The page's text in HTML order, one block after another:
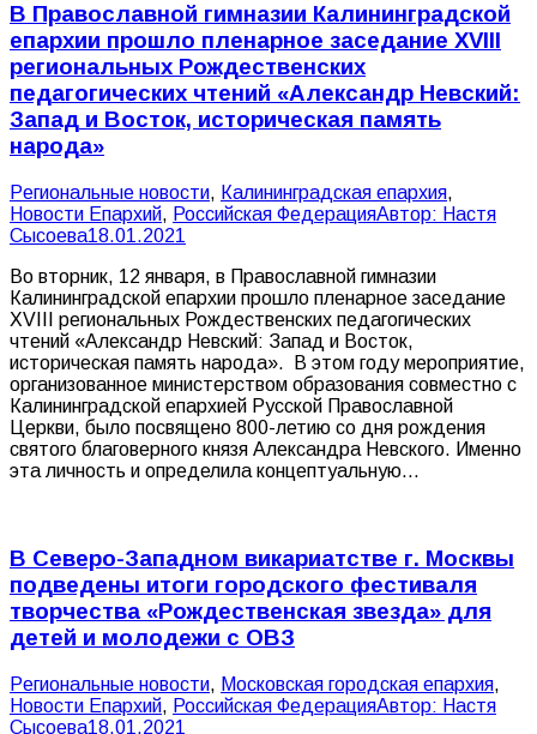
В Православной гимназии Калининградской
епархии прошло пленарное заседание XVIII
региональных Рождественских
педагогических чтений «Александр Невский:
Запад и Восток, историческая память
народа»
Pегиональные новости, Калининградская епархия,
Новости Епархий, Российская ФедерацияАвтор: Настя
Сысоева18.01.2021
Во вторник, 12 января, в Православной гимназии
Калининградской епархии прошло пленарное заседание
XVIII региональных Рождественских педагогических
чтений «Александр Невский: Запад и Восток,
историческая память народа». В этом году мероприятие,
организованное министерством образования совместно с
Калининградской епархией Русской Православной
Церкви, было посвящено 800-летию со дня рождения
святого благоверного князя Александра Невского. Именно
эта личность и определила концептуальную…
В Северо-Западном викариатстве г. Москвы
подведены итоги городского фестиваля
творчества «Рождественская звезда» для
детей и молодежи с ОВЗ
Pегиональные новости, Московская городская епархия,
Новости Епархий, Российская ФедерацияАвтор: Настя
Сысоева18.01.2021